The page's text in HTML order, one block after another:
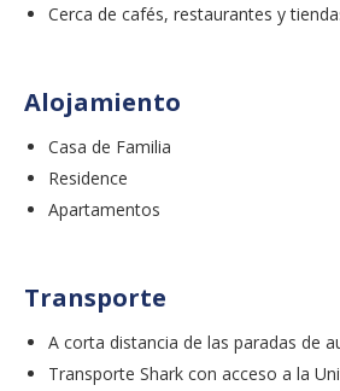
Cerca de cafés, restaurantes y
Alojamiento
Casa de Familia
Residence
Apartamentos
Transporte
A corta distancia de las paradas de
Transporte Shark con acceso a la